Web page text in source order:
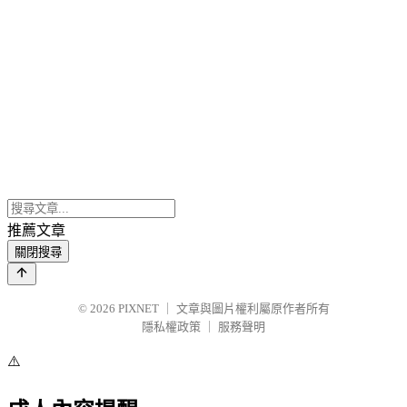
推薦文章
關閉搜尋
© 2026 PIXNET
文章與圖片權利屬原作者所有
隱私權政策
服務聲明
⚠️